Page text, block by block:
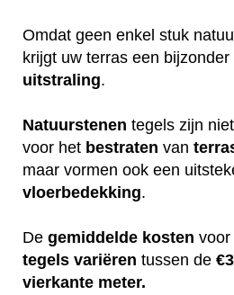
Omdat geen enkel stuk
krijgt uw terras een bijzonder
uitstraling.
Natuurstenen tegels zijn
voor het bestraten van
maar vormen ook een
vloerbedekking.
De gemiddelde kosten voor
tegels variëren tussen de
vierkante meter.